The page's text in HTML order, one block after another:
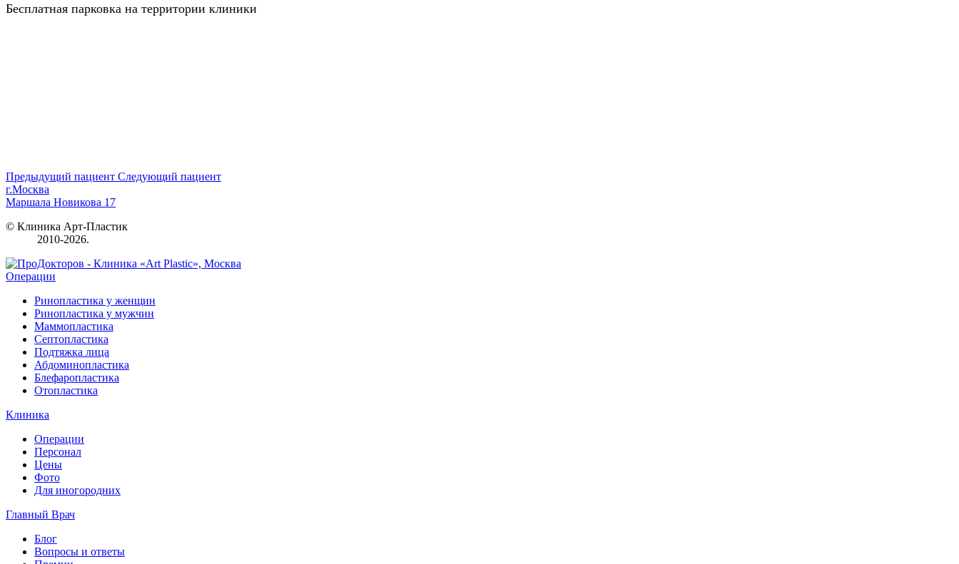
Бесплатная парковка на территории клиники
Предыдущий пациент Следующий пациент
г.Москва
Маршала Новикова 17
© Клиника Арт-Пластик
2010-2026.
Операции
Ринопластика у женщин
Ринопластика у мужчин
Маммопластика
Септопластика
Подтяжка лица
Абдоминопластика
Блефаропластика
Отопластика
Клиника
Операции
Персонал
Цены
Фото
Для иногородних
Главный Врач
Блог
Вопросы и ответы